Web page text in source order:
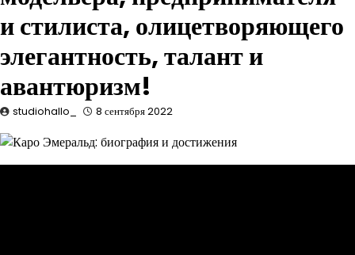
и стилиста, олицетворяющего
элегантность, талант и
авантюризм!
studiohallo_ 8 сентября 2022